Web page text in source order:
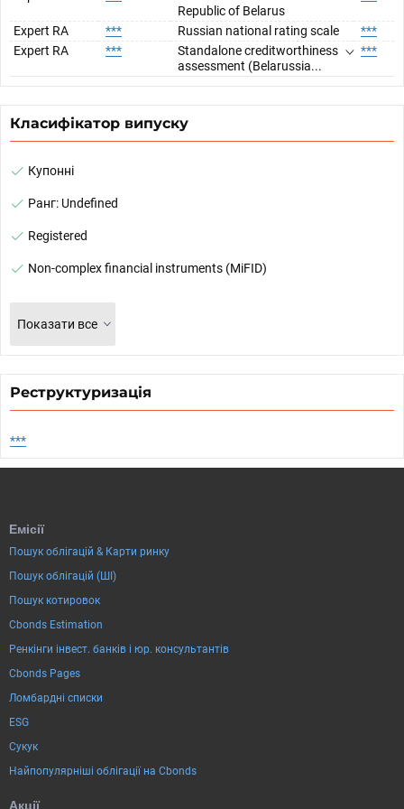
Republic of Belarus
Expert RA *** Russian national rating scale
***
Expert RA
***
Standalone creditworthiness
assessment (Belarussia...
***
Класифікатор випуску
Купонні
Ранг: Undefined
Registered
Non-complex financial instruments (MiFID)
Показати все
Реструктуризація
***
Емісії
Пошук облігацій & Карти ринку
Пошук облігацій (ШІ)
Пошук котировок
Cbonds Estimation
Ренкінги інвест. банків і юр. консультантів
Cbonds Pages
Ломбардні списки
ESG
Сукук
Найпопулярніші облігації на Cbonds
Акції